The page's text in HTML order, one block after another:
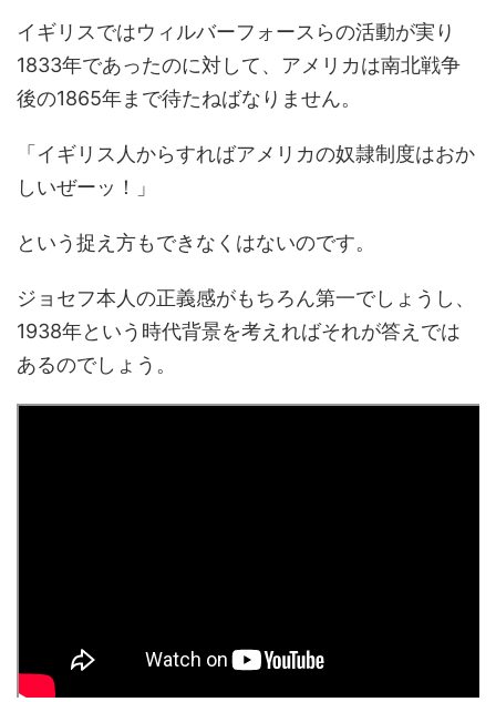
イギリスではウィルバーフォースらの活動が実り
1833年であったのに対して、アメリカは南北戦争
後の1865年まで待たねばなりません。
「イギリス人からすればアメリカの奴隷制度はおか
しいぜーッ！」
という捉え方もできなくはないのです。
ジョセフ本人の正義感がもちろん第一でしょうし、
1938年という時代背景を考えればそれが答えでは
あるのでしょう。